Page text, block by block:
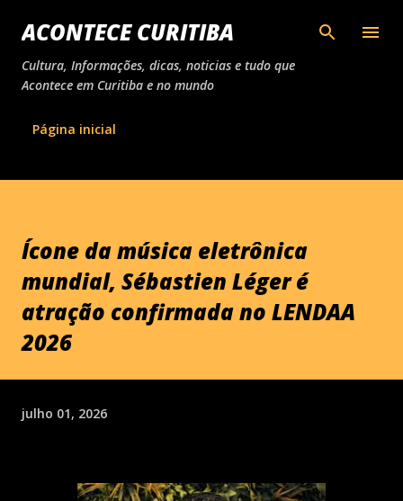
Pular para o conteúdo principal
ACONTECE CURITIBA
Cultura, Informações, dicas, noticias e tudo que
Acontece em Curitiba e no mundo
Página inicial
Ícone da música eletrônica
mundial, Sébastien Léger é
atração confirmada no LENDAA
2026
julho 01, 2026